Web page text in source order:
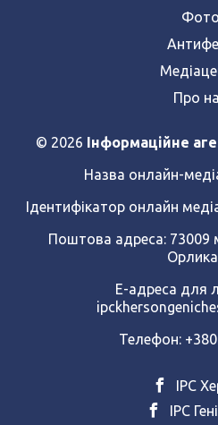
Фото
Про
© 2026 Інформаційне
Назва онлайн-
Ідентифікатор онлайн
Поштова адреса: 73009
Е-адреса для
Телефон:
ІРС
ІРС